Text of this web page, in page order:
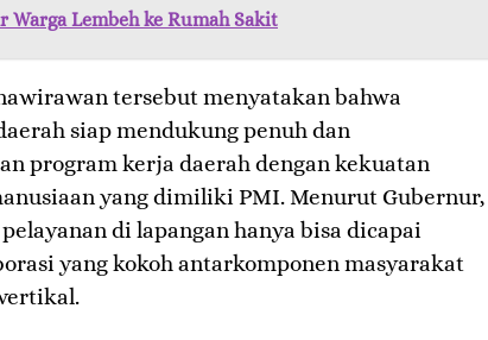
Warga Lembeh ke Rumah Sakit
tersebut menyatakan bahwa
siap mendukung penuh dan
program kerja daerah dengan kekuatan
yang dimiliki PMI. Menurut Gubernur,
di lapangan hanya bisa dicapai
yang kokoh antarkomponen masyarakat